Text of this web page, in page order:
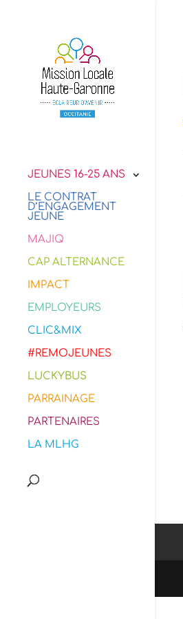
JEUNES 16-25 ANS
LE CONTRAT
D’ENGAGEMENT
JEUNE
MAJIQ
CAP ALTERNANCE
IMPACT
EMPLOYEURS
CLIC&MIX
#REMOJEUNES
LUCKYBUS
PARRAINAGE
PARTENAIRES
LA MLHG